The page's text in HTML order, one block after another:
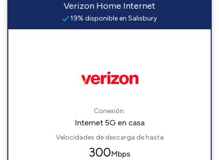
Verizon Home Internet
19% disponible en Salisbury
Conexión:
Internet 5G en casa
Velocidades de descarga de hasta
300Mbps